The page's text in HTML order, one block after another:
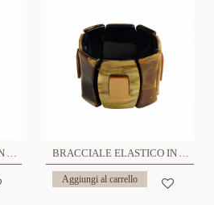
BRACCIALE ELASTICO IN ACRILICO - FT2480A466 BRACCIALE ELASTICO IN ACRILICO - FT2496A463
Aggiungi al carrello